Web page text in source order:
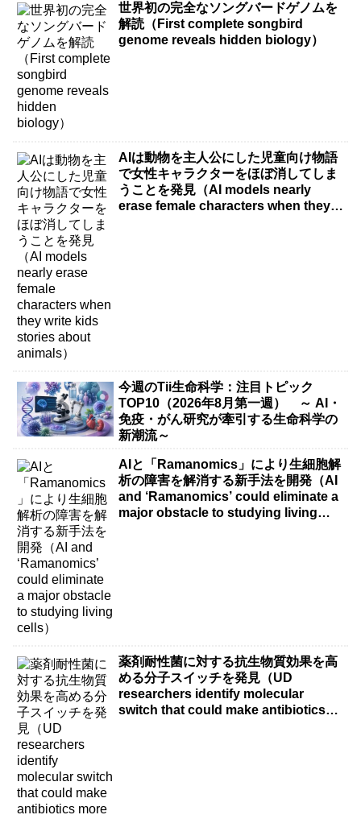
世界初の完全なソングバードゲノムを
解読（First complete songbird
genome reveals hidden biology）
AIは動物を主人公にした児童向け物語
で女性キャラクターをほぼ消してしま
うことを発見（AI models nearly
erase female characters when they
今週のTii生命科学：注目トピック
TOP10（2026年8月第一週） ～ AI・
免疫・がん研究が牽引する生命科学の
新潮流～
AIと「Ramanomics」により生細胞解
析の障害を解消する新手法を開発（AI
and ‘Ramanomics’ could eliminate a
major obstacle to studying living
薬剤耐性菌に対する抗生物質効果を高
める分子スイッチを発見（UD
researchers identify molecular
switch that could make antibiotics